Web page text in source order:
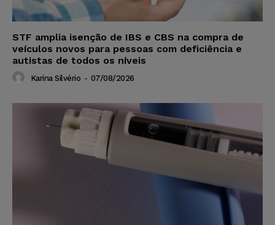
STF amplia isenção de IBS e CBS na compra de
veículos novos para pessoas com deficiência e
autistas de todos os níveis
Karina Silvério - 07/08/2026